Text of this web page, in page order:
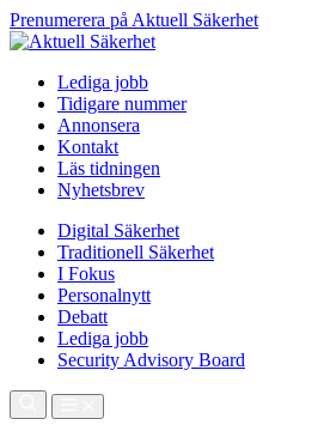
Prenumerera på Aktuell Säkerhet
Lediga jobb
Tidigare nummer
Annonsera
Kontakt
Läs tidningen
Nyhetsbrev
Digital Säkerhet
Traditionell Säkerhet
I Fokus
Personalnytt
Debatt
Lediga jobb
Security Advisory Board